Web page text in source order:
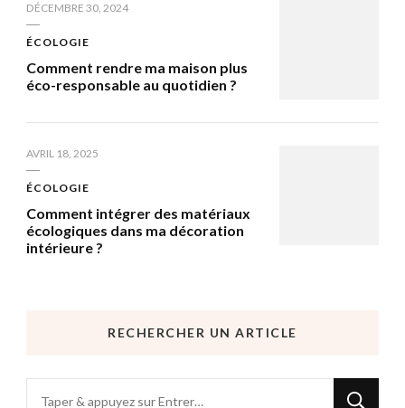
DÉCEMBRE 30, 2024
ÉCOLOGIE
Comment rendre ma maison plus
éco-responsable au quotidien ?
AVRIL 18, 2025
ÉCOLOGIE
Comment intégrer des matériaux
écologiques dans ma décoration
intérieure ?
RECHERCHER UN ARTICLE